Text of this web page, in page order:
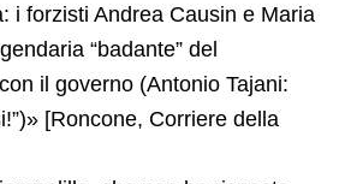
i forzisti Andrea Causin e Maria
“badante” del
il governo (Antonio Tajani:
[Roncone, Corriere della